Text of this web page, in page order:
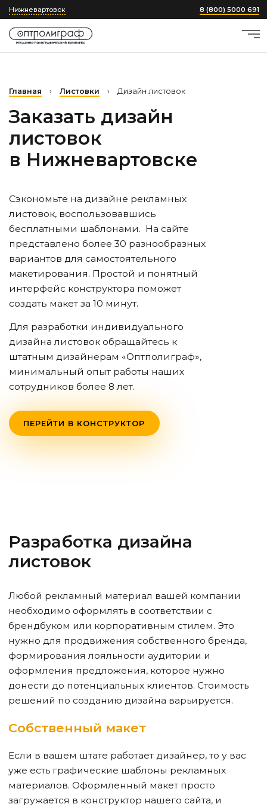
Нижневартовск 8 (800) 5000 691
Главная › Листовки › Дизайн листовок
Заказать дизайн
листовок
в Нижневартовске
Сэкономьте на дизайне рекламных
листовок, воспользовавшись
бесплатными шаблонами. На сайте
представлено более 30 разнообразных
вариантов для самостоятельного
макетирования. Простой и понятный
интерфейс конструктора поможет
создать макет за 10 минут.
Для разработки индивидуального
дизайна листовок обращайтесь к
штатным дизайнерам «Оптполиграф»,
минимальный опыт работы наших
сотрудников более 8 лет.
ПЕРЕЙТИ В КОНСТРУКТОР
Разработка дизайна
листовок
Любой рекламный материал вашей компании
необходимо оформлять в соответствии с
брендбуком или корпоративным стилем. Это
нужно для продвижения собственного бренда,
формирования лояльности аудитории и
оформления предложения, которое нужно
донести до потенциальных клиентов. Стоимость
решений по созданию дизайна варьируется.
Собственный макет
Если в вашем штате работает дизайнер, то у вас
уже есть графические шаблоны рекламных
материалов. Оформленный макет просто
загружается в конструктор нашего сайта, и